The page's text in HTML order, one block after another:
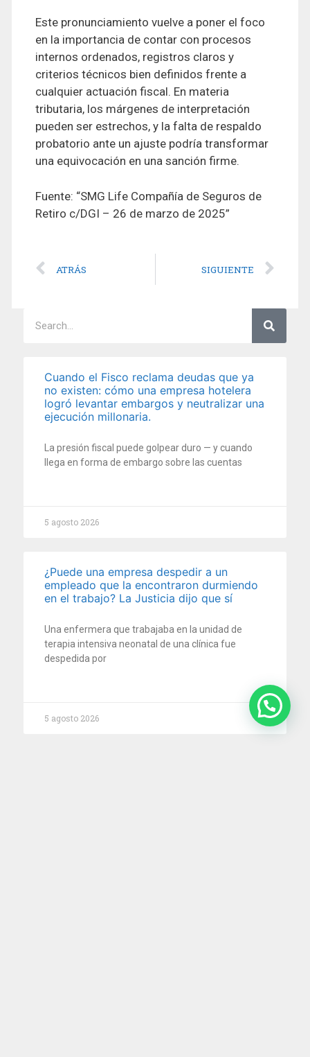
Este pronunciamiento vuelve a poner el foco
en la importancia de contar con procesos
internos ordenados, registros claros y
criterios técnicos bien definidos frente a
cualquier actuación fiscal. En materia
tributaria, los márgenes de interpretación
pueden ser estrechos, y la falta de respaldo
probatorio ante un ajuste podría transformar
una equivocación en una sanción firme.
Fuente: “SMG Life Compañía de Seguros de
Retiro c/DGI – 26 de marzo de 2025”
ATRÁS SIGUIENTE
Cuando el Fisco reclama deudas que ya
no existen: cómo una empresa hotelera
logró levantar embargos y neutralizar una
ejecución millonaria.
La presión fiscal puede golpear duro — y cuando
llega en forma de embargo sobre las cuentas
5 agosto 2026
¿Puede una empresa despedir a un
empleado que la encontraron durmiendo
en el trabajo? La Justicia dijo que sí
Una enfermera que trabajaba en la unidad de
terapia intensiva neonatal de una clínica fue
despedida por
5 agosto 2026